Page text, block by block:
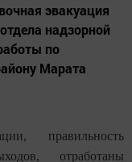
эвакуация
надзорной
по
Марата
правильность
отработаны